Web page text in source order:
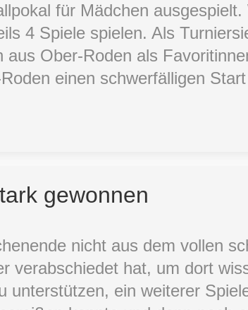
für Mädchen
4 Spiele spielen. Als
Ober-Roden als
einen schwerfälligen
gewonnen
nicht aus dem vollen
verabschiedet hat, um dort
unterstützen, ein weiterer